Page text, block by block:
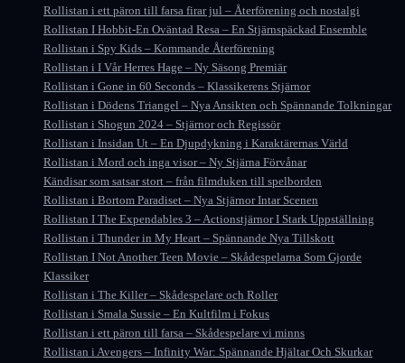
Rollistan i ett päron till farsa firar jul – Återförening och nostalgi
Rollistan I Hobbit-En Oväntad Resa – En Stjärnspäckad Ensemble
Rollistan i Spy Kids – Kommande Återförening
Rollistan i I Vår Herres Hage – Ny Säsong Premiär
Rollistan i Gone in 60 Seconds – Klassikerens Stjärnor
Rollistan i Dödens Triangel – Nya Ansikten och Spännande Tolkningar
Rollistan i Shogun 2024 – Stjärnor och Regissör
Rollistan i Insidan Ut – En Djupdykning i Karaktärernas Värld
Rollistan i Mord och inga visor – Ny Stjärna Förvånar
Kändisar som satsar stort – från filmduken till spelborden
Rollistan i Bortom Paradiset – Nya Stjärnor Intar Scenen
Rollistan I The Expendables 3 – Actionstjärnor I Stark Uppställning
Rollistan i Thunder in My Heart – Spännande Nya Tillskott
Rollistan I Not Another Teen Movie – Skådespelarna Som Gjorde
Klassiker
Rollistan i The Killer – Skådespelare och Roller
Rollistan i Smala Sussie – En Kultfilm i Fokus
Rollistan i ett päron till farsa – Skådespelare vi minns
Rollistan i Avengers – Infinity War: Spännande Hjältar Och Skurkar